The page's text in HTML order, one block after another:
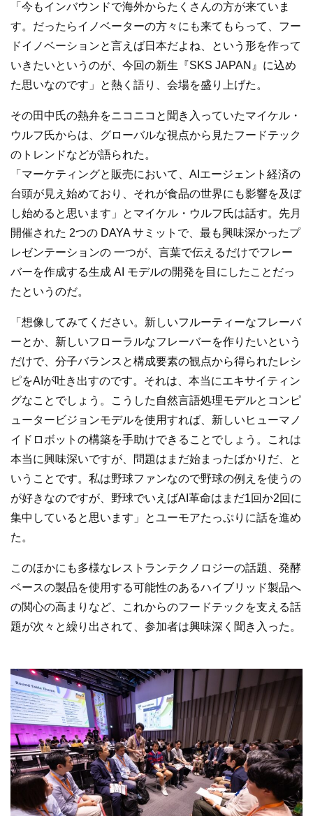
「今もインバウンドで海外からたくさんの方が来ていま
す。だったらイノベーターの方々にも来てもらって、フー
ドイノベーションと言えば日本だよね、という形を作って
いきたいというのが、今回の新生『SKS JAPAN』に込め
た思いなのです」と熱く語り、会場を盛り上げた。
その田中氏の熱弁をニコニコと聞き入っていたマイケル・
ウルフ氏からは、グローバルな視点から見たフードテック
のトレンドなどが語られた。
「マーケティングと販売において、AIエージェント経済の
台頭が見え始めており、それが食品の世界にも影響を及ぼ
し始めると思います」とマイケル・ウルフ氏は話す。先月
開催された 2つの DAYA サミットで、最も興味深かったプ
レゼンテーションの 一つが、言葉で伝えるだけでフレー
バーを作成する生成 AI モデルの開発を目にしたことだっ
たというのだ。
「想像してみてください。新しいフルーティーなフレーバ
ーとか、新しいフローラルなフレーバーを作りたいという
だけで、分子バランスと構成要素の観点から得られたレシ
ピをAIが吐き出すのです。それは、本当にエキサイティン
グなことでしょう。こうした自然言語処理モデルとコンピ
ュータービジョンモデルを使用すれば、新しいヒューマノ
イドロボットの構築を手助けできることでしょう。これは
本当に興味深いですが、問題はまだ始まったばかりだ、と
いうことです。私は野球ファンなので野球の例えを使うの
が好きなのですが、野球でいえばAI革命はまだ1回か2回に
集中していると思います」とユーモアたっぷりに話を進め
た。
このほかにも多様なレストランテクノロジーの話題、発酵
ベースの製品を使用する可能性のあるハイブリッド製品へ
の関心の高まりなど、これからのフードテックを支える話
題が次々と繰り出されて、参加者は興味深く聞き入った。